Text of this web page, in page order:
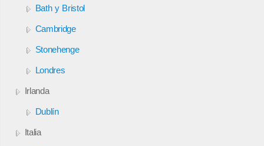
Bath y Bristol
Cambridge
Stonehenge
Londres
Irlanda
Dublín
Italia